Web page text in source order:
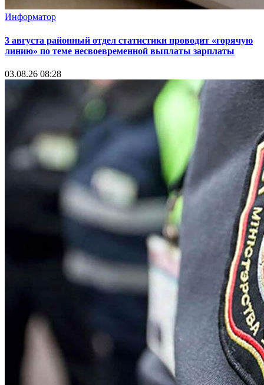
Информатор
3 августа районный отдел статистики проводит «горячую
линию» по теме несвоевременной выплаты зарплаты
03.08.26 08:28